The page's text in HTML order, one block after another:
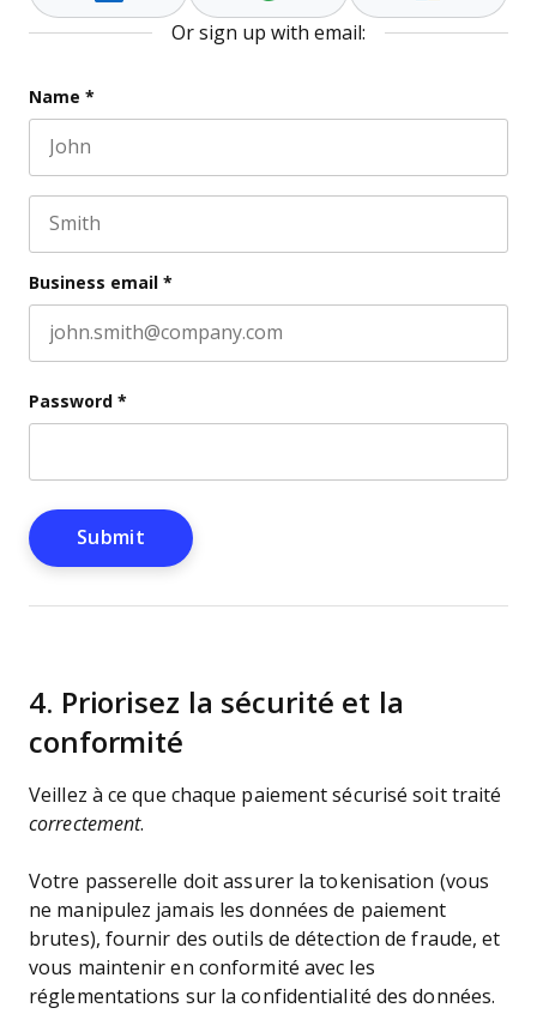
Or sign up with email:
URL
This field is for validation purposes and should be
Name *
Business email *
Password *
4. Priorisez la sécurité et la
conformité
Veillez à ce que chaque paiement sécurisé soit traité
correctement.
Votre passerelle doit assurer la tokenisation (vous
ne manipulez jamais les données de paiement
brutes), fournir des outils de détection de fraude, et
vous maintenir en conformité avec les
réglementations sur la confidentialité des données.